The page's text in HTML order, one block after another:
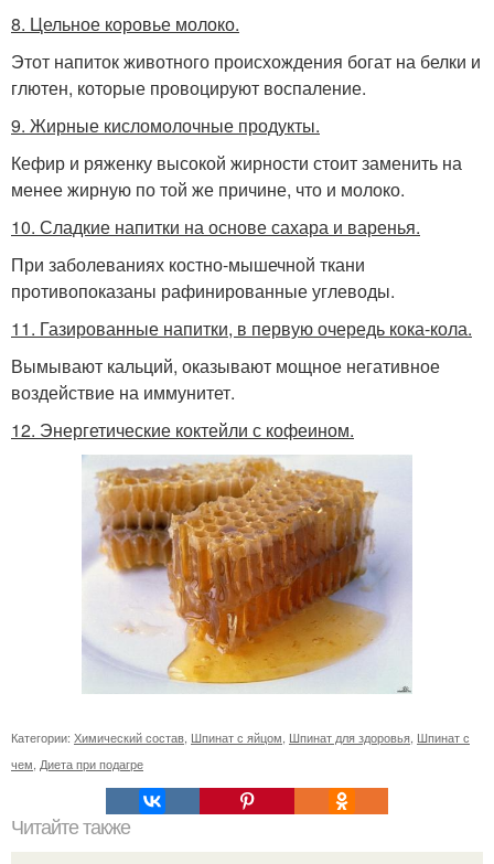
8. Цельное коровье молоко.
Этот напиток животного происхождения богат на белки и
глютен, которые провоцируют воспаление.
9. Жирные кисломолочные продукты.
Кефир и ряженку высокой жирности стоит заменить на
менее жирную по той же причине, что и молоко.
10. Сладкие напитки на основе сахара и варенья.
При заболеваниях костно-мышечной ткани
противопоказаны рафинированные углеводы.
11. Газированные напитки, в первую очередь кока-кола.
Вымывают кальций, оказывают мощное негативное
воздействие на иммунитет.
12. Энергетические коктейли с кофеином.
Категории: Химический состав Шпинат с яйцом Шпинат для здоровья Шпинат с
чем Диета при подагре
Читайте также